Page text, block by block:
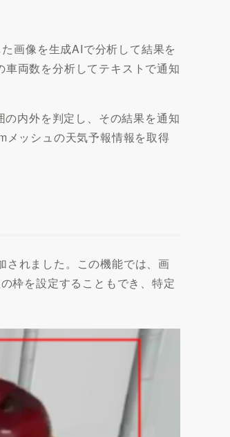
画像を生成AIで分析して結果を
両数を分析してテキストで通知
内外を判定し、その結果を通知
メッシュの天気予報情報を取得
されました。この機能では、画
枠を設定することもでき、特定